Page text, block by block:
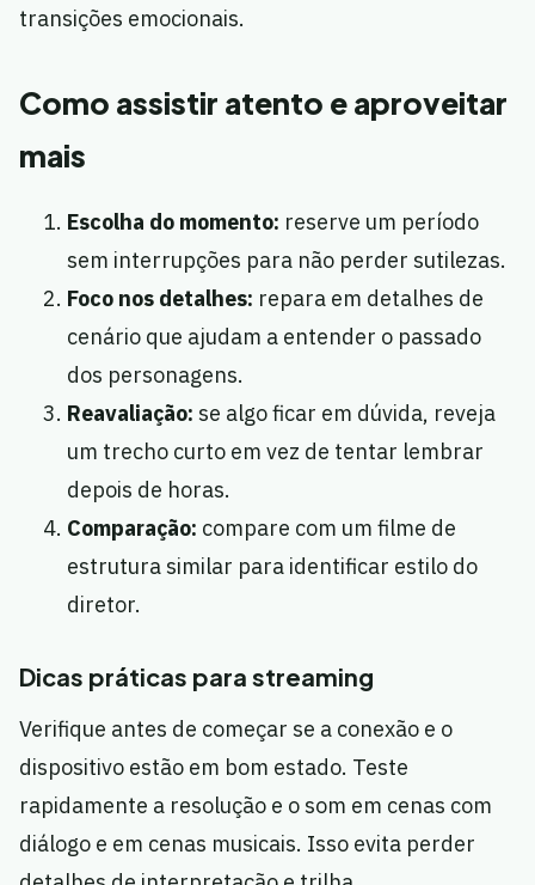
transições emocionais.
Como assistir atento e aproveitar
mais
Escolha do momento: reserve um período
sem interrupções para não perder sutilezas.
Foco nos detalhes: repara em detalhes de
cenário que ajudam a entender o passado
dos personagens.
Reavaliação: se algo ficar em dúvida, reveja
um trecho curto em vez de tentar lembrar
depois de horas.
Comparação: compare com um filme de
estrutura similar para identificar estilo do
diretor.
Dicas práticas para streaming
Verifique antes de começar se a conexão e o
dispositivo estão em bom estado. Teste
rapidamente a resolução e o som em cenas com
diálogo e em cenas musicais. Isso evita perder